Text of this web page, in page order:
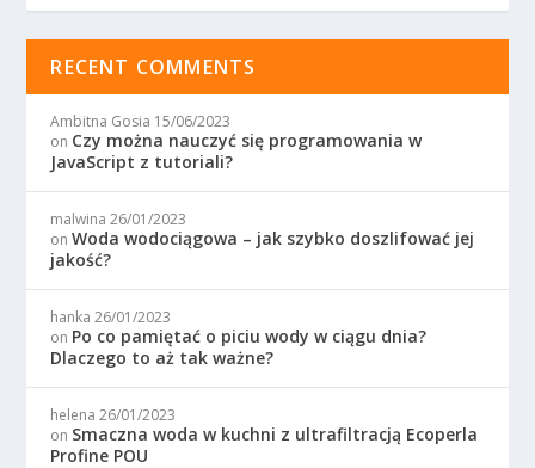
RECENT COMMENTS
Ambitna Gosia 15/06/2023
on Czy można nauczyć się programowania w
JavaScript z tutoriali?
malwina 26/01/2023
onWoda wodociągowa – jak szybko doszlifować jej
jakość?
hanka 26/01/2023
on Po co pamiętać o piciu wody w ciągu dnia?
Dlaczego to aż tak ważne?
helena 26/01/2023
on Smaczna woda w kuchni z ultrafiltracją Ecoperla
Profine POU